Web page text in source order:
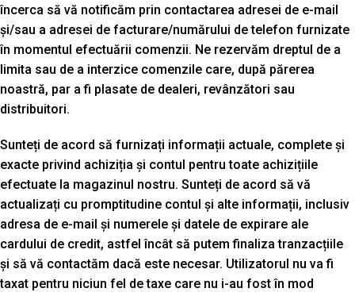
încerca să vă notificăm prin contactarea adresei de e-mail
și/sau a adresei de facturare/numărului de telefon furnizate
în momentul efectuării comenzii. Ne rezervăm dreptul de a
limita sau de a interzice comenzile care, după părerea
noastră, par a fi plasate de dealeri, revânzători sau
distribuitori.
Sunteți de acord să furnizați informații actuale, complete și
exacte privind achiziția și contul pentru toate achizițiile
efectuate la magazinul nostru. Sunteți de acord să vă
actualizați cu promptitudine contul și alte informații, inclusiv
adresa de e-mail și numerele și datele de expirare ale
cardului de credit, astfel încât să putem finaliza tranzacțiile
și să vă contactăm dacă este necesar. Utilizatorul nu va fi
taxat pentru niciun fel de taxe care nu i-au fost în mod